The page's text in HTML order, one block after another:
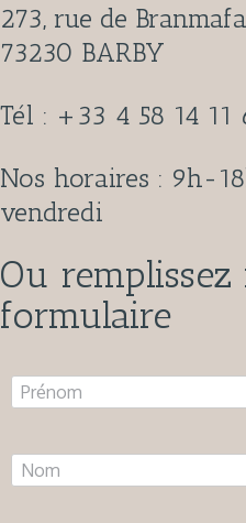
273, rue de
73230 BARBY
Tél : +33 4 58 14 11
Nos horaires : 9h-
vendredi
Ou remplissez
formulaire